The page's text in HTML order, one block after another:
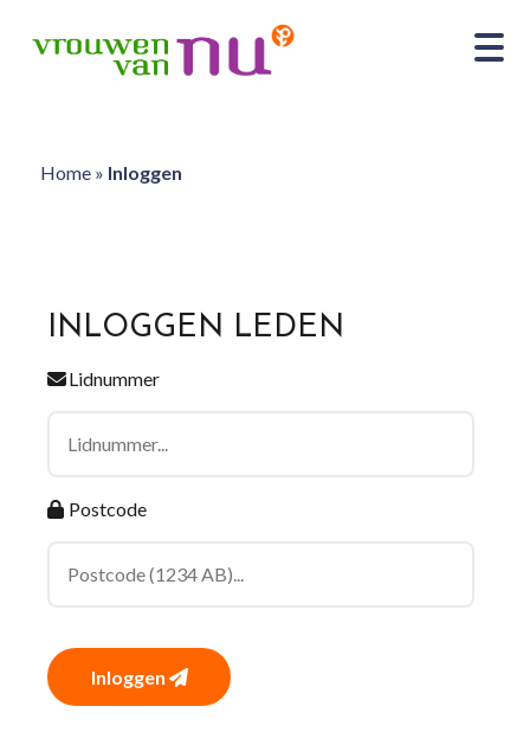
Home» Inloggen
INLOGGEN LEDEN
Lidnummer
Postcode
Inloggen